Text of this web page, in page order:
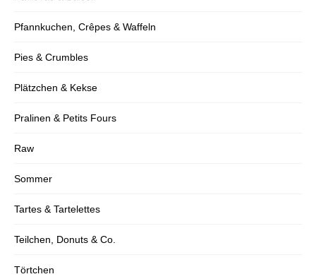
Pfannkuchen, Crêpes & Waffeln
Pies & Crumbles
Plätzchen & Kekse
Pralinen & Petits Fours
Raw
Sommer
Tartes & Tartelettes
Teilchen, Donuts & Co.
Törtchen